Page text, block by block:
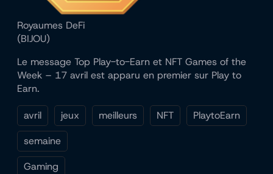
Royaumes DeFi
(BIJOU)
Le message Top Play-to-Earn et NFT Games of the
Week – 17 avril est apparu en premier sur Play to
Earn.
avril jeux meilleurs NFT
PlaytoEarn
semaine
Gaming